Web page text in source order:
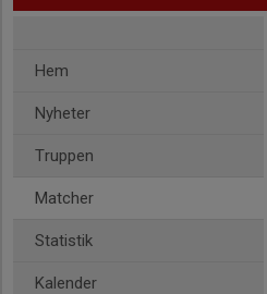
Hem
Nyheter
Truppen
Matcher
Statistik
Kalender